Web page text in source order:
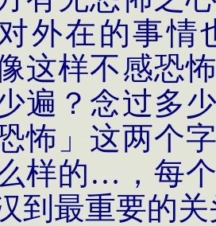
外在的事情
这样不感恐
遍？念过多
怖」这两个
样的…，每
到最重要的